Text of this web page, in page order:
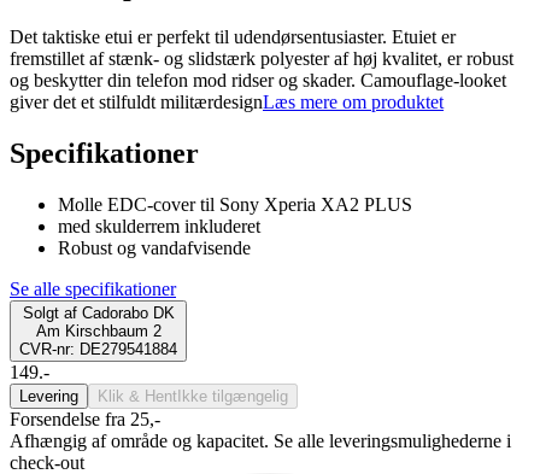
Det taktiske etui er perfekt til udendørsentusiaster. Etuiet er
fremstillet af stænk- og slidstærk polyester af høj kvalitet, er robust
og beskytter din telefon mod ridser og skader. Camouflage-looket
giver det et stilfuldt militærdesignLæs mere om produktet
Specifikationer
Molle EDC-cover til Sony Xperia XA2 PLUS
med skulderrem inkluderet
Robust og vandafvisende
Se alle specifikationer
Solgt af Cadorabo DK
Am Kirschbaum 2
CVR-nr: DE279541884
149.-
Levering Klik & Hent Ikke tilgængelig
Forsendelse fra 25,-
Afhængig af område og kapacitet. Se alle leveringsmulighederne i
check-out